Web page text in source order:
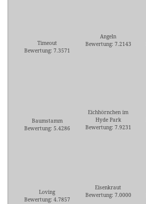
Timeout
Bewertung: 7.3571
Angeln
Bewertung: 7.2143
Baumstamm
Bewertung: 5.4286
Eichhörnchen im
Hyde Park
Bewertung: 7.9231
Loving
Bewertung: 4.7857
Eisenkraut
Bewertung: 7.0000